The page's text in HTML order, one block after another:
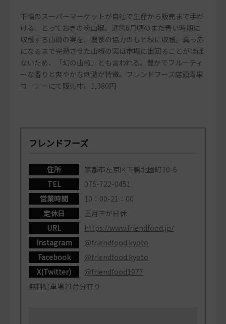
下鴨のスーパーマーケットが自社で生産から販売まで手が
ける、とっておきの粉山椒。通常6月頃のまだ青い時期に
収穫する山椒の実を、農家の協力のもと秋に収穫。真っ赤
になるまで完熟させた山椒の実は市場に出回ることがほぼ
ないため、「幻の山椒」とも言われる。豊かでフルーティ
ーな香りと爽やかな刺激が特徴。フレンドフーズ店頭青果
コーナーにて販売中。1,380円
フレンドフーズ
住所
京都市左京区下鴨北園町10-6
TEL
075-722-0451
営業時間
10：00-21：00
定休日
正月三が日休
URL
https://www.friendfood.jp/
Instagram
@friendfood.kyoto
Facebook
@friendfood.kyoto
X(Twitter)
@friendfood1977
無料駐車場21台分有り